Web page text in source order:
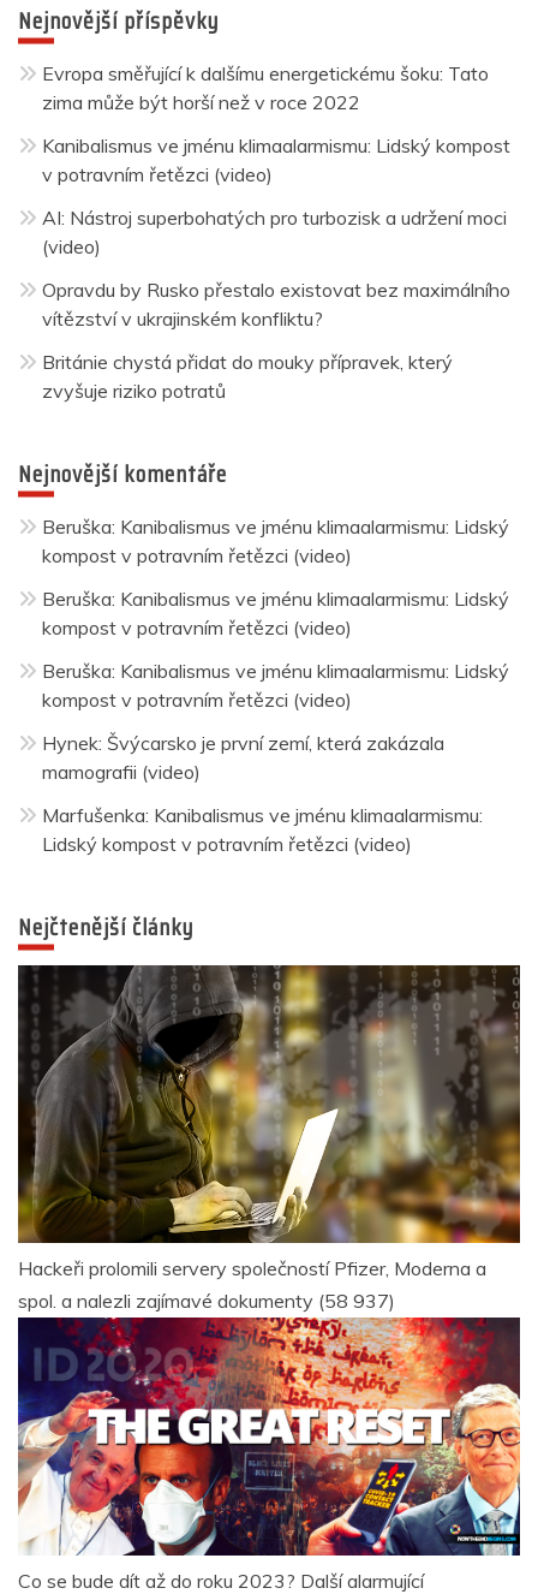
Nejnovější příspěvky
Evropa směřující k dalšímu energetickému šoku: Tato
zima může být horší než v roce 2022
Kanibalismus ve jménu klimaalarmismu: Lidský kompost
v potravním řetězci (video)
AI: Nástroj superbohatých pro turbozisk a udržení moci
(video)
Opravdu by Rusko přestalo existovat bez maximálního
vítězství v ukrajinském konfliktu?
Británie chystá přidat do mouky přípravek, který
zvyšuje riziko potratů
Nejnovější komentáře
Beruška: Kanibalismus ve jménu klimaalarmismu: Lidský
kompost v potravním řetězci (video)
Beruška: Kanibalismus ve jménu klimaalarmismu: Lidský
kompost v potravním řetězci (video)
Beruška: Kanibalismus ve jménu klimaalarmismu: Lidský
kompost v potravním řetězci (video)
Hynek: Švýcarsko je první zemí, která zakázala
mamografii (video)
Marfušenka: Kanibalismus ve jménu klimaalarmismu:
Lidský kompost v potravním řetězci (video)
Nejčtenější články
Hackeři prolomili servery společností Pfizer, Moderna a
spol. a nalezli zajímavé dokumenty (58 937)
Co se bude dít až do roku 2023? Další alarmující